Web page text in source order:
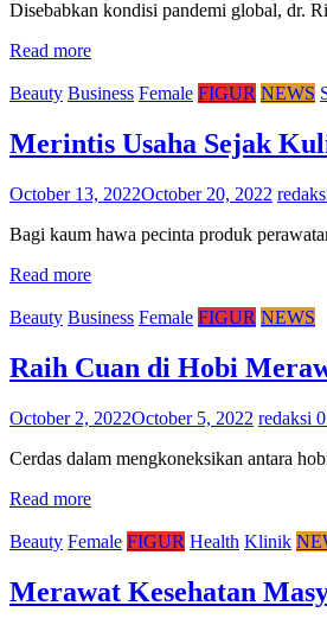
Disebabkan kondisi pandemi global, dr.
Read more
Beauty Business Female FIGUR NEWS
Merintis Usaha Sejak
October 13, 2022October 20, 2022
Bagi kaum hawa pecinta produk
Read more
Beauty Business Female FIGUR NEWS
Raih Cuan di Hobi
October 2, 2022October 5, 2022 redaksi
Cerdas dalam mengkoneksikan antara
Read more
Beauty Female FIGUR Health Klinik
Merawat Kesehatan